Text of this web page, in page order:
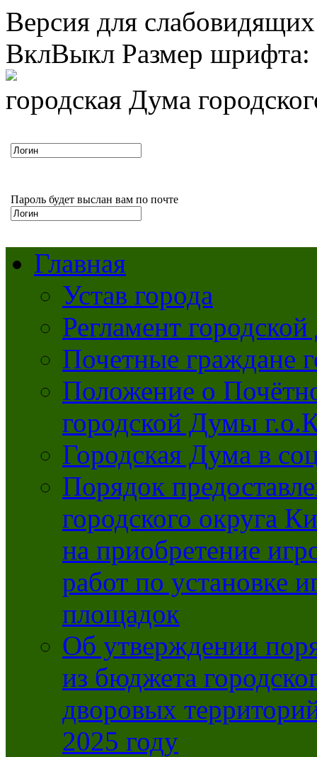
Версия для
ВклВыкл Размер шрифта:
городская Дума
Пароль будет выслан вам по почте
Главная
Устав города
Регламент
Почетные граждане
Положение о
городской Думы
Городская Дума в
Порядок
городского округа
на приобретение
работ по установке
площадок
Об утверждении
из бюджета
дворовых
2025 году